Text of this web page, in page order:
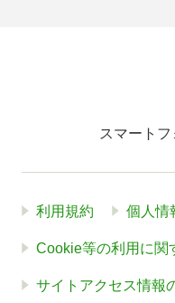
スマートフ
利用規約 個人情
Cookie等の利用に関
サイトアクセス情報